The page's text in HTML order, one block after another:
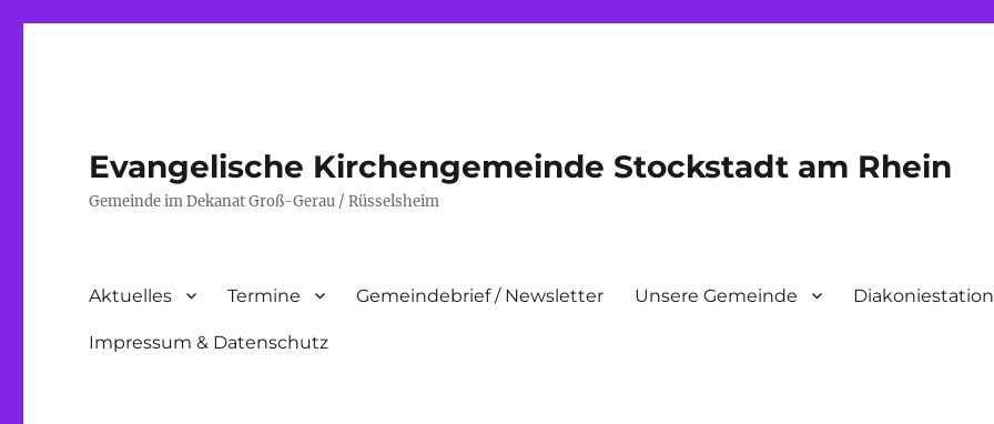
Evangelische Kirchengemeinde Stockstadt am Rhein
Gemeinde im Dekanat Groß-Gerau / Rüsselsheim
Aktuelles Termine Gemeindebrief / Newsletter Unsere Gemeinde Diakoniestation
Impressum & Datenschutz